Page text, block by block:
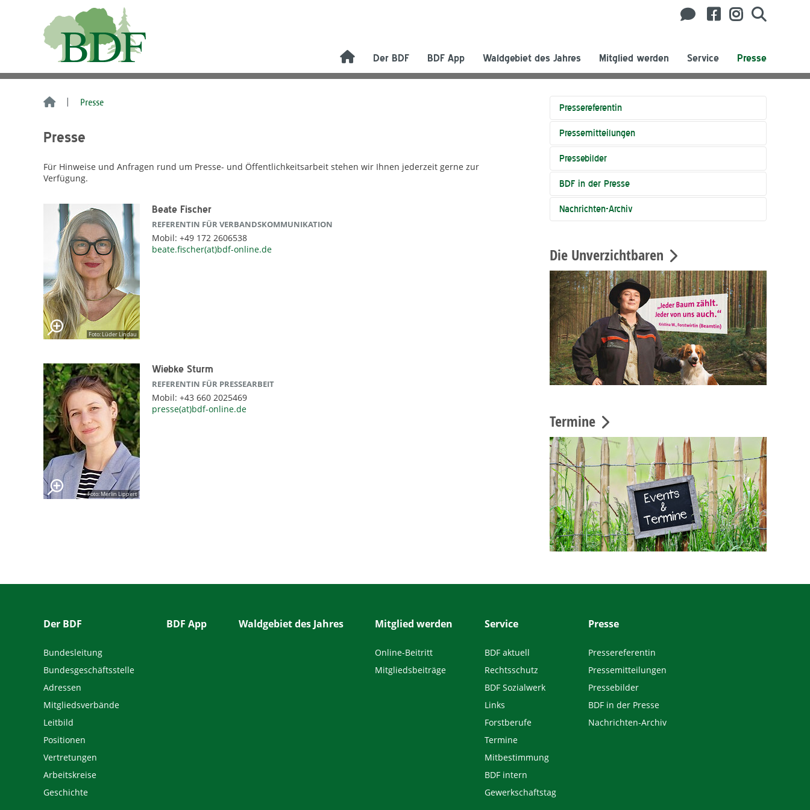
Der BDF BDF App Waldgebiet des Jahres Mitglied werden Service Presse
Presse
Presse
Für Hinweise und Anfragen rund um Presse- und Öffentlichkeitsarbeit stehen wir Ihnen jederzeit gerne zur
Verfügung.
Foto: Lüder Lindau
Beate Fischer
REFERENTIN FÜR VERBANDSKOMMUNIKATION
Mobil: +49 172 2606538
beate.fischer(at)bdf-online.de
Foto: Merlin Lippert
Wiebke Sturm
REFERENTIN FÜR PRESSEARBEIT
Mobil: +43 660 2025469
presse(at)bdf-online.de
Pressereferentin
Pressemitteilungen
Pressebilder
BDF in der Presse
Nachrichten-Archiv
Die Unverzichtbaren
Termine
Der BDF
Bundesleitung
Bundesgeschäftsstelle
Adressen
Mitgliedsverbände
Leitbild
Positionen
Vertretungen
Arbeitskreise
Geschichte
BDF App Waldgebiet des Jahres Mitglied werden
Online-Beitritt
Mitgliedsbeiträge
Service
BDF aktuell
Rechtsschutz
BDF Sozialwerk
Links
Forstberufe
Termine
Mitbestimmung
BDF intern
Gewerkschaftstag
Presse
Pressereferentin
Pressemitteilungen
Pressebilder
BDF in der Presse
Nachrichten-Archiv